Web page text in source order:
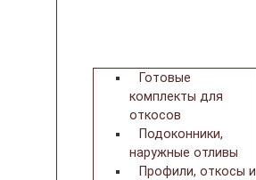
Готовые
комплекты для
откосов
Подоконники,
наружные отливы
Профили, откосы и